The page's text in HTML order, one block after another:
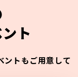
ト
ントもご用意して